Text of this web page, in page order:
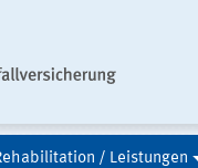
/ Leistungen